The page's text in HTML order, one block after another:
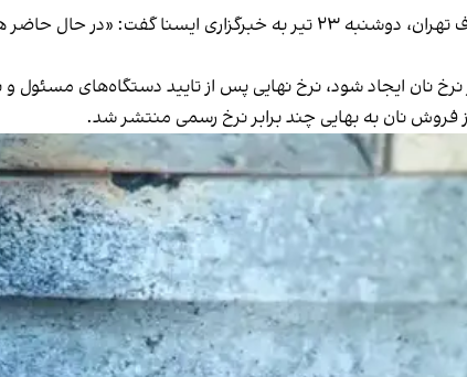
حمیدرضا رستگار، رییس اتاق اصناف تهران، دوشنبه ۲۳ تیر
نرخ نان ایجاد شود، نرخ نهایی پس از تایید دستگاه‌های
فروش نان به بهایی چند برابر نرخ رسمی منتشر شد.